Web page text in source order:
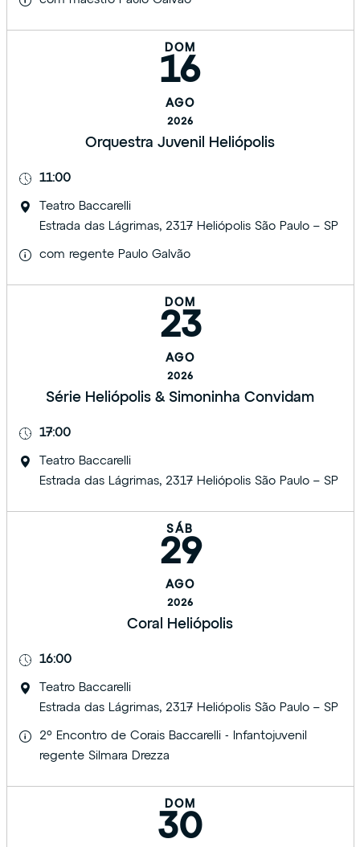
DOM
16
AGO
2026
Orquestra Juvenil Heliópolis
11:00
Teatro Baccarelli
Estrada das Lágrimas, 2317 Heliópolis São Paulo – SP
com regente Paulo Galvão
DOM
23
AGO
2026
Série Heliópolis & Simoninha Convidam
17:00
Teatro Baccarelli
Estrada das Lágrimas, 2317 Heliópolis São Paulo – SP
SÁB
29
AGO
2026
Coral Heliópolis
16:00
Teatro Baccarelli
Estrada das Lágrimas, 2317 Heliópolis São Paulo – SP
2º Encontro de Corais Baccarelli - Infantojuvenil
regente Silmara Drezza
DOM
30